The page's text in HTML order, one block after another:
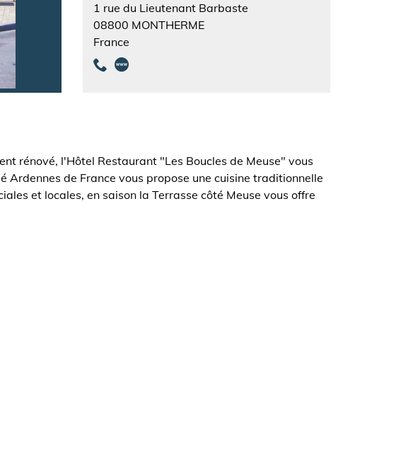
1 rue du Lieutenant Barbaste
08800 MONTHERME
France
rénové, l'Hôtel Restaurant "Les Boucles de Meuse" vous
de France vous propose une cuisine traditionnelle
et locales, en saison la Terrasse côté Meuse vous offre